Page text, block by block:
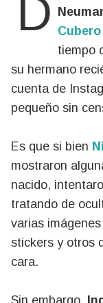
Cubero
tiempo
su hermano
cuenta de
pequeño sin
Es que si bien
mostraron
nacido,
tratando de
varias
stickers y otros
cara.
Sin embargo,